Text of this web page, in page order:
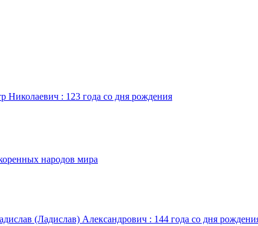
Николаевич : 123 года со дня рождения
народов мира
(Ладислав) Александрович : 144 года со дня